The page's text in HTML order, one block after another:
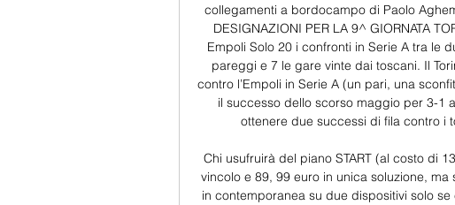
collegamenti a bordocampo di Paolo
DESIGNAZIONI PER LA 9^ GIORNATA
Empoli Solo 20 i confronti in Serie A tra le
pareggi e 7 le gare vinte dai toscani. Il
contro l’Empoli in Serie A (un pari, una
il successo dello scorso maggio per 3-1
ottenere due successi di fila contro i
Chi usufruirà del piano START (al costo di
vincolo e 89, 99 euro in unica soluzione,
in contemporanea su due dispositivi solo